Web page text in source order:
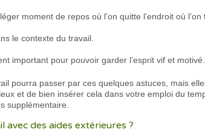
moment de repos où l’on quitte l’endroit où
le contexte du travail.
important pour pouvoir garder l’esprit vif et
pourra passer par ces quelques astuces, mais
et de bien insérer cela dans votre emploi du
supplémentaire.
avec des aides extérieures ?